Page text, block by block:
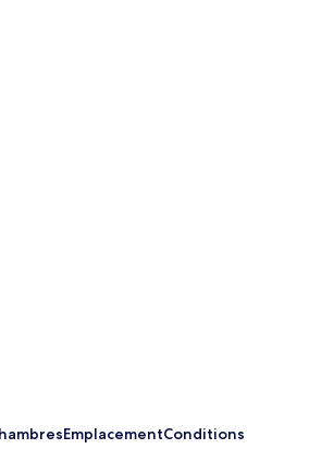
EmplacementConditions